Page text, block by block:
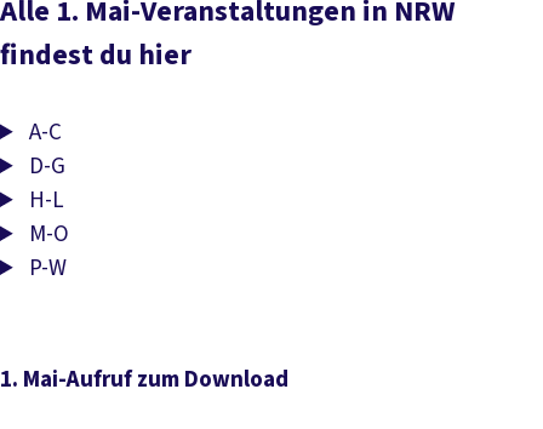
Alle 1. Mai-Veranstaltungen in NRW
findest du hier
A-C
D-G
H-L
M-O
P-W
1. Mai-Aufruf zum Download